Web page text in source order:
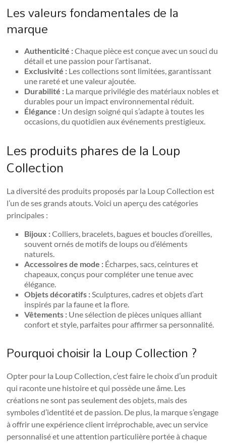
Les valeurs fondamentales de la
marque
Authenticité :Chaque pièce est conçue avec un souci du
détail et une passion pour l’artisanat.
Exclusivité : Les collections sont limitées, garantissant
une rareté et une valeur ajoutée.
Durabilité : La marque privilégie des matériaux nobles et
durables pour un impact environnemental réduit.
Élégance : Un design soigné qui s’adapte à toutes les
occasions, du quotidien aux événements prestigieux.
Les produits phares de la Loup
Collection
La diversité des produits proposés par la Loup Collection est
l’un de ses grands atouts. Voici un aperçu des catégories
principales :
Bijoux :Colliers, bracelets, bagues et boucles d’oreilles,
souvent ornés de motifs de loups ou d’éléments
naturels.
Accessoires de mode : Écharpes, sacs, ceintures et
chapeaux, conçus pour compléter une tenue avec
élégance.
Objets décoratifs :Sculptures, cadres et objets d’art
inspirés par la faune et la flore.
Vêtements : Une sélection de pièces uniques alliant
confort et style, parfaites pour affirmer sa personnalité.
Pourquoi choisir la Loup Collection ?
Opter pour la Loup Collection, c’est faire le choix d’un produit
qui raconte une histoire et qui possède une âme. Les
créations ne sont pas seulement des objets, mais des
symboles d’identité et de passion. De plus, la marque s’engage
à offrir une expérience client irréprochable, avec un service
personnalisé et une attention particulière portée à chaque